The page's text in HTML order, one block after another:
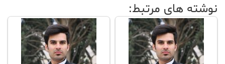
نوشته های مرتبط: